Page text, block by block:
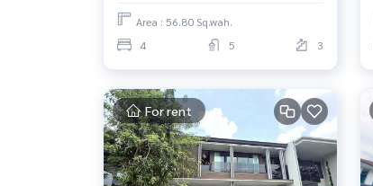
Area : 56.80 Sq.wah.
4
5 3
For rent